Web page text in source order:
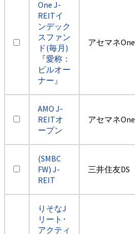
One J-
REITイ
ンデック
スファン
ド(毎月)
『愛称：
ビルオー
ナー』
アセマネOne
AMO J-
REITオ
ープン
アセマネOne
(SMBC
FW) J-
REIT
三井住友DS
りそなJ
リート･
アクティ